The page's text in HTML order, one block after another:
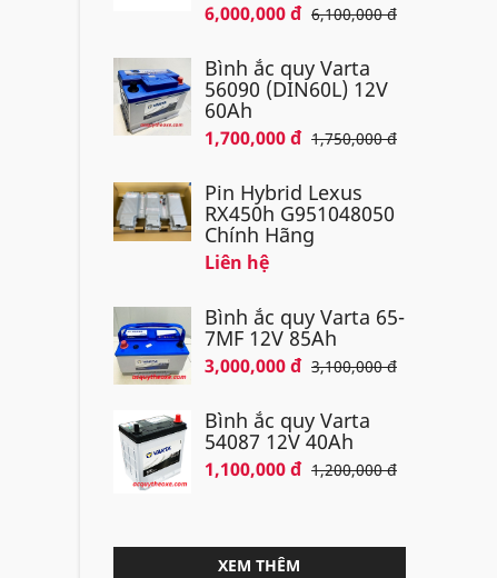
6,000,000 đ 6,100,000 đ
Bình ắc quy Varta
56090 (DIN60L) 12V
60Ah
1,700,000 đ 1,750,000 đ
Pin Hybrid Lexus
RX450h G951048050
Chính Hãng
Liên hệ
Bình ắc quy Varta 65-
7MF 12V 85Ah
3,000,000 đ 3,100,000 đ
Bình ắc quy Varta
54087 12V 40Ah
1,100,000 đ 1,200,000 đ
XEM THÊM